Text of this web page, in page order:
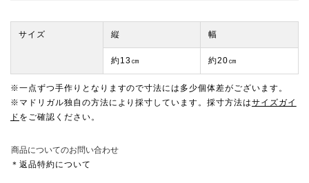
サイズ 縦 幅
約13㎝ 約20㎝
※一点ずつ手作りとなりますので寸法には多少個体差がございます。
※マドリガル独自の方法により採寸しています。採寸方法はサイズガイ
ド をご確認ください。
商品についてのお問い合わせ
＊返品特約について